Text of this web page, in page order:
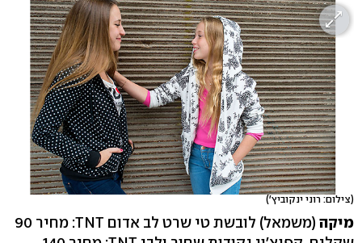
(צילום: רוני ינקוביץ')
מיקה
(משמאל) לובשת טי שרט לב אדום TNT: מחיר 90